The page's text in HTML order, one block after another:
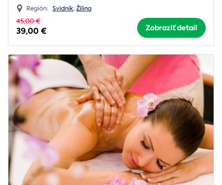
Región: Svidník,Žilina
45,00 €
39,00 € Zobraziť detail